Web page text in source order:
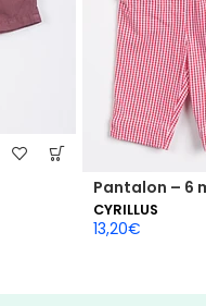
Pantalon – 6
CYRILLUS
13,20€